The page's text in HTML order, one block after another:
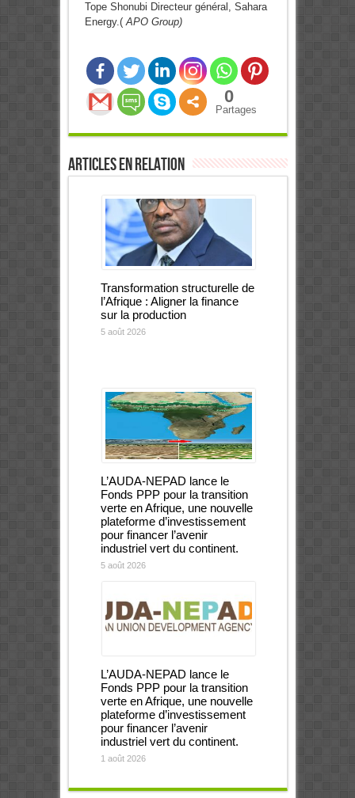
Tope Shonubi Directeur général, Sahara
Energy.(APO Group)
0
Partages
Articles en relation
Transformation structurelle de
l’Afrique : Aligner la finance
sur la production
5 août 2026
L’AUDA-NEPAD lance le
Fonds PPP pour la transition
verte en Afrique, une nouvelle
plateforme d’investissement
pour financer l’avenir
industriel vert du continent.
5 août 2026
L’AUDA-NEPAD lance le
Fonds PPP pour la transition
verte en Afrique, une nouvelle
plateforme d’investissement
pour financer l’avenir
industriel vert du continent.
1 août 2026